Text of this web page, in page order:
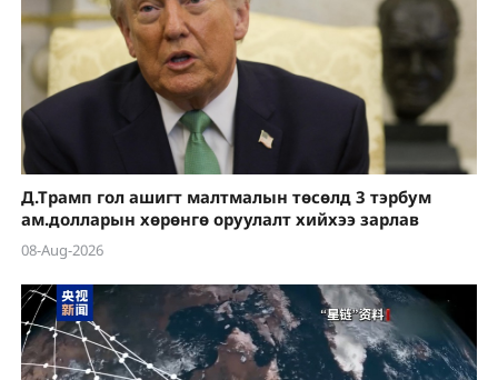
Д.Трамп гол ашигт малтмалын төсөлд 3 тэрбум
ам.долларын хөрөнгө оруулалт хийхээ зарлав
08-Aug-2026